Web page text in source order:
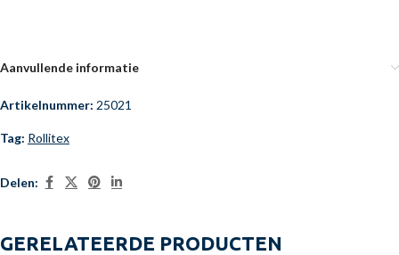
Aanvullende informatie
Artikelnummer: 25021
Tag: Rollitex
Delen:
GERELATEERDE PRODUCTEN